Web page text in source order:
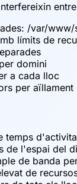
/var/
límits de
domini
a cada lloc
per aïllament
temps
de l'espai del
de banda
de